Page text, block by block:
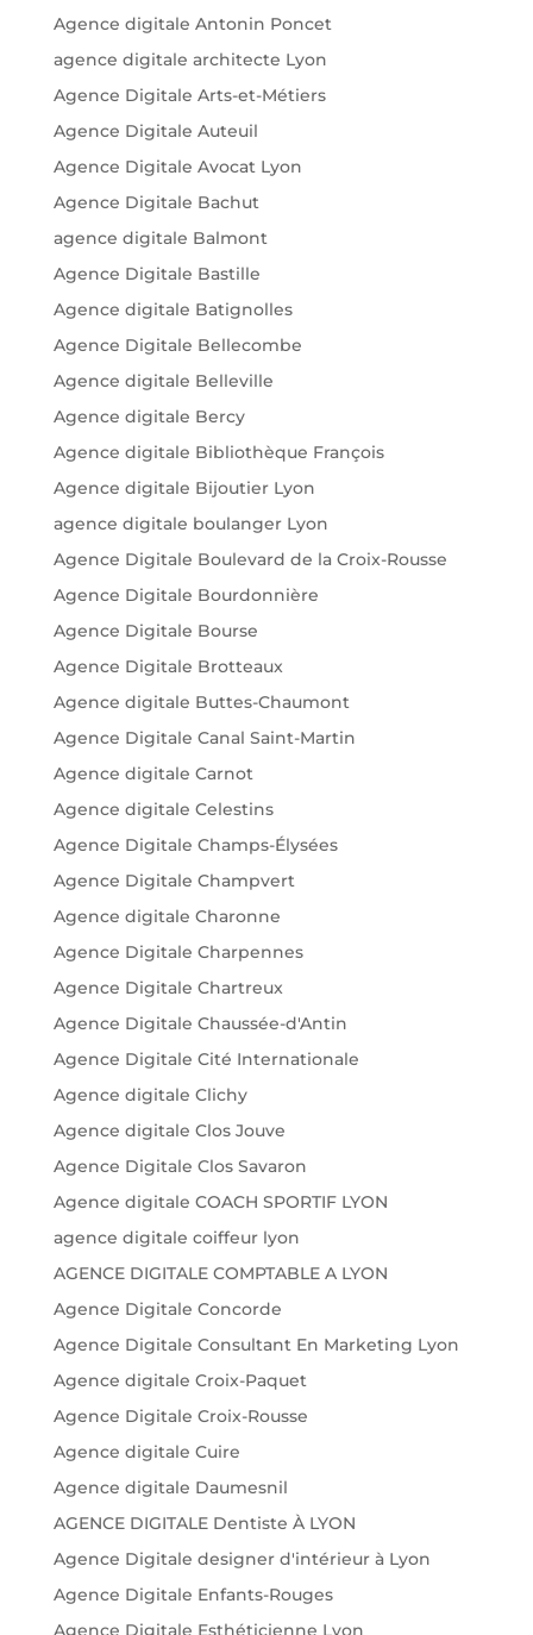
Agence digitale Antonin Poncet
agence digitale architecte Lyon
Agence Digitale Arts-et-Métiers
Agence Digitale Auteuil
Agence Digitale Avocat Lyon
Agence Digitale Bachut
agence digitale Balmont
Agence Digitale Bastille
Agence digitale Batignolles
Agence Digitale Bellecombe
Agence digitale Belleville
Agence digitale Bercy
Agence digitale Bibliothèque François
Agence digitale Bijoutier Lyon
agence digitale boulanger Lyon
Agence Digitale Boulevard de la Croix-Rousse
Agence Digitale Bourdonnière
Agence Digitale Bourse
Agence Digitale Brotteaux
Agence digitale Buttes-Chaumont
Agence Digitale Canal Saint-Martin
Agence digitale Carnot
Agence digitale Celestins
Agence Digitale Champs-Élysées
Agence Digitale Champvert
Agence digitale Charonne
Agence Digitale Charpennes
Agence Digitale Chartreux
Agence Digitale Chaussée-d'Antin
Agence Digitale Cité Internationale
Agence digitale Clichy
Agence digitale Clos Jouve
Agence Digitale Clos Savaron
Agence digitale COACH SPORTIF LYON
agence digitale coiffeur lyon
AGENCE DIGITALE COMPTABLE A LYON
Agence Digitale Concorde
Agence Digitale Consultant En Marketing Lyon
Agence digitale Croix-Paquet
Agence Digitale Croix-Rousse
Agence digitale Cuire
Agence digitale Daumesnil
AGENCE DIGITALE Dentiste À LYON
Agence Digitale designer d'intérieur à Lyon
Agence Digitale Enfants-Rouges
Agence Digitale Esthéticienne Lyon